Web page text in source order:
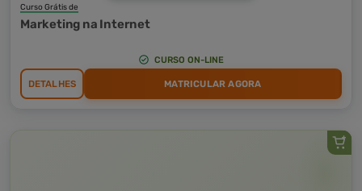
Curso Grátis de
Marketing na Internet
CURSO ON-LINE
DETALHES MATRICULAR AGORA